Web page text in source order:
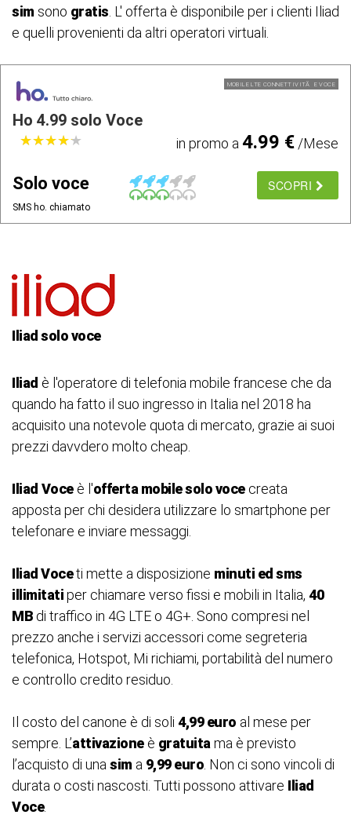
sim sono gratis . L' offerta è disponibile per i clienti Iliad
e quelli provenienti da altri operatori virtuali.
MOBILE LTE CONNETTIVITÃ E VOCE
Ho 4.99 solo Voce
★★★★★
★★★★★ in promo a 4.99 €/Mese
Solo voce
SMS ho. chiamato
SCOPRI
Iliad solo voce
Iliad è l'operatore di telefonia mobile francese che da
quando ha fatto il suo ingresso in Italia nel 2018 ha
acquisito una notevole quota di mercato, grazie ai suoi
prezzi davvdero molto cheap.
Iliad Voceè l'offerta mobile solo vocecreata
apposta per chi desidera utilizzare lo smartphone per
telefonare e inviare messaggi.
Iliad Voceti mette a disposizione minuti ed sms
illimitatiper chiamare verso fissi e mobili in Italia, 40
MB di traffico in 4G LTE o 4G+. Sono compresi nel
prezzo anche i servizi accessori come segreteria
telefonica, Hotspot, Mi richiami, portabilità del numero
e controllo credito residuo.
Il costo del canone è di soli 4,99 euro al mese per
sempre. L’attivazioneè gratuita ma è previsto
l’acquisto di una sim a 9,99 euro . Non ci sono vincoli di
durata o costi nascosti. Tutti possono attivare Iliad
Voce.